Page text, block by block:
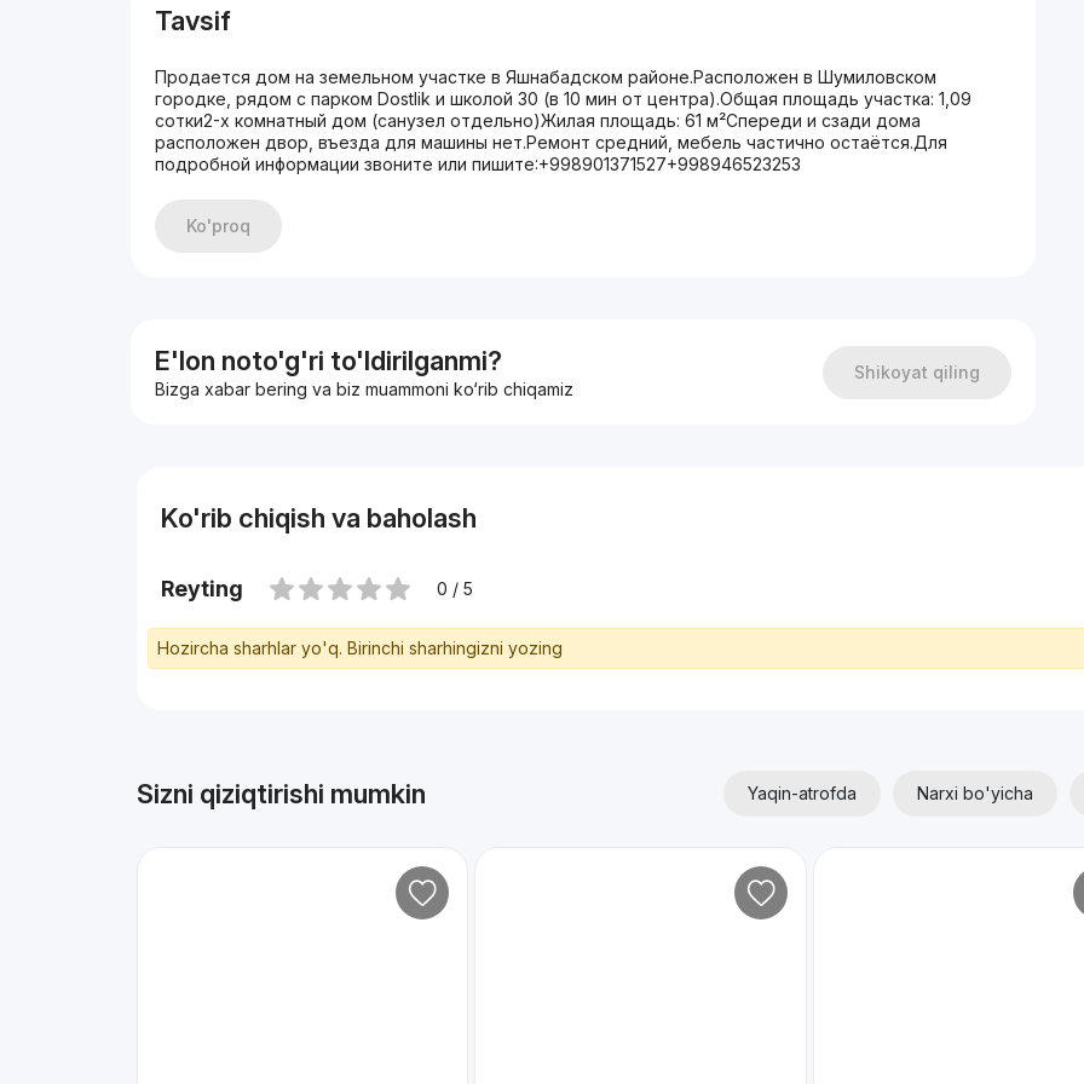
Tavsif
Продается дом на земельном участке в Яшнабадском районе.Расположен в Шумиловском
городке, рядом с парком Dostlik и школой 30 (в 10 мин от центра).Общая площадь участка: 1,09
сотки2-х комнатный дом (санузел отдельно)Жилая площадь: 61 м²Спереди и сзади дома
расположен двор, въезда для машины нет.Ремонт средний, мебель частично остаётся.Для
подробной информации звоните или пишите:+998901371527+998946523253
Ko'proq
E'lon noto'g'ri to'ldirilganmi?
Bizga xabar bering va biz muammoni ko‘rib chiqamiz
Shikoyat qiling
Ko'rib chiqish va baholash
Reyting 0 / 5
Hozircha sharhlar yo'q. Birinchi sharhingizni yozing
Sizni qiziqtirishi mumkin Yaqin-atrofda Narxi bo'yicha